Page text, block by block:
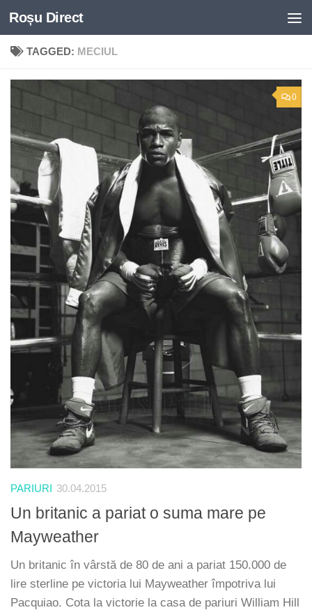
Skip to content
Roșu Direct
TAGGED: MECIUL
0
PARIURI 30.04.2015
Un britanic a pariat o suma mare pe
Mayweather
Un britanic în vârstă de 80 de ani a pariat 150.000 de
lire sterline pe victoria lui Mayweather împotriva lui
Pacquiao. Cota la victorie la casa de pariuri William Hill